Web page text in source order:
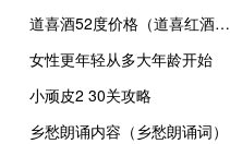
道喜酒52度价格（道喜红酒网）
女性更年轻从多大年龄开始
小顽皮2 30关攻略
乡愁朗诵内容（乡愁朗诵词）